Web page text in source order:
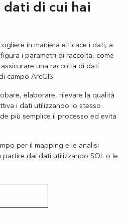
dati di cui hai
in maniera efficace i dati, a
i parametri di raccolta, come
una raccolta di dati
campo ArcGIS.
elaborare, rilevare la qualità
i dati utilizzando lo stesso
più semplice il processo ed evita
per il mapping e le analisi
dai dati utilizzando SQL o le